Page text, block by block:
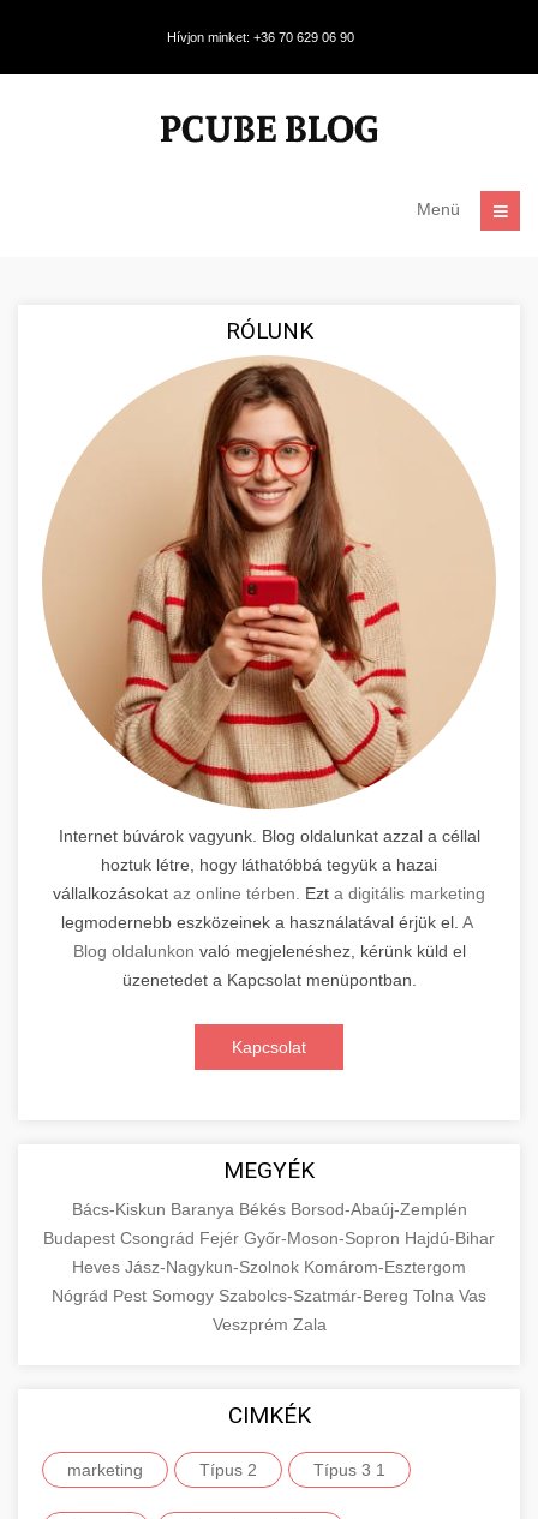
Hívjon minket: +36 70 629 06 90
Menü
RÓLUNK
Internet búvárok vagyunk. Blog oldalunkat azzal a céllal
hoztuk létre, hogy láthatóbbá tegyük a hazai
vállalkozásokat az online térben. Ezt a digitális marketing
legmodernebb eszközeinek a használatával érjük el. A
Blog oldalunkon való megjelenéshez, kérünk küld el
üzenetedet a Kapcsolat menüpontban.
Kapcsolat
MEGYÉK
Bács-Kiskun Baranya Békés Borsod-Abaúj-Zemplén
Budapest Csongrád Fejér Győr-Moson-Sopron Hajdú-Bihar
Heves Jász-Nagykun-Szolnok Komárom-Esztergom
Nógrád Pest Somogy Szabolcs-Szatmár-Bereg Tolna Vas
Veszprém Zala
CIMKÉK
marketing Típus 2 Típus 3 1